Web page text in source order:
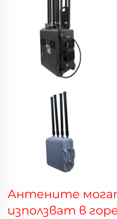
Антените
използват в